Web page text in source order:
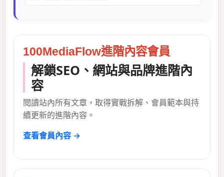
100MediaFlow進階內容會員
解鎖SEO、網站與品牌進階內
容
閱讀站內所有文章，取得實戰拆解、會員範本與持
續更新的進階內容。
查看會員內容 →